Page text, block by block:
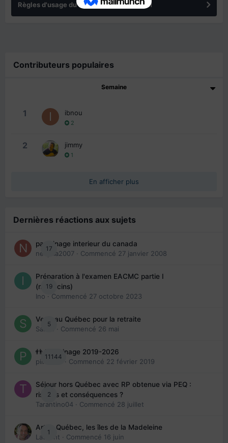
Règles d'usage du forum IMMIGRER.COM
Contributeurs populaires
Semaine
1 ibnou
2
2 jimmy
1
En afficher plus
Dernières réactions aux sujets
17
parrainage interieur du canada
nedjma2007 · Commencé 27 janvier 2008
19
Préparation à l'examen EACMC partie I
(médecins)
Ino · Commencé 27 octobre 2023
5
Venir au Québec pour la retraite
Sab74
· Commencé 26 mai
11144
👬 Parrainage 2019-2026
piinoush · Commencé 22 février 2019
2
Séjour hors Québec avec RP obtenue via PEQ :
risques et conséquences ?
Tarantino04 · Commencé 28 juillet
1
Arte : Québec, les îles de la Madeleine
Laurent · Commencé 16 juin